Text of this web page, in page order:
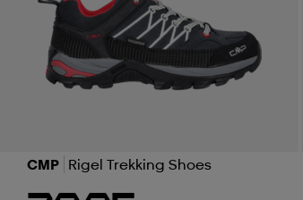
CMP Rigel Trekking Shoes